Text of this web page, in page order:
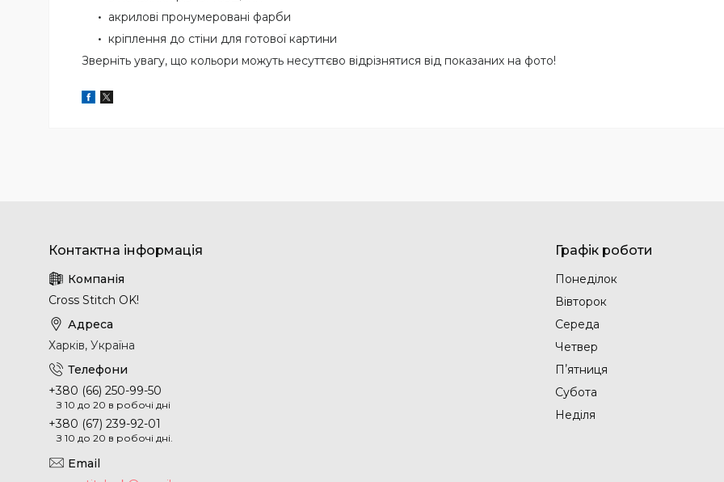
акрилові пронумеровані фарби
кріплення до стіни для готової картини
Зверніть увагу, що кольори можуть несуттєво відрізнятися від показаних на фото!
Cross Stitch OK!
Харків, Україна
+380 (66) 250-99-50
З 10 до 20 в робочі дні
+380 (67) 239-92-01
З 10 до 20 в робочі дні.
Графік роботи
Понеділок
Вівторок
Середа
Четвер
Пʼятниця
Субота
Неділя